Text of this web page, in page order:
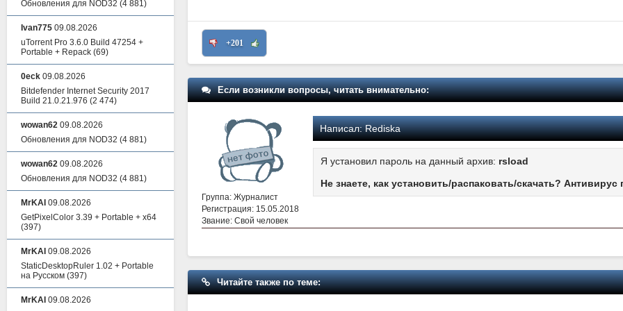
+201
Если возникли вопросы, читать внимательно:
Группа: Журналист
Регистрация: 15.05.2018
Звание: Свой человек
Написал:Rediska
Я установил пароль на данный архив: rsload
Не знаете, как установить/распаковать/скачать?
Читайте также по теме:
Обновления для NOD32 (4 881)
Ivan775 09.08.2026
uTorrent Pro 3.6.0 Build 47254 +
Portable + Repack (69)
0eck 09.08.2026
Bitdefender Internet Security 2017
Build 21.0.21.976 (2 474)
wowan62 09.08.2026
Обновления для NOD32 (4 881)
wowan62 09.08.2026
Обновления для NOD32 (4 881)
MrKAI 09.08.2026
GetPixelColor 3.39 + Portable + x64
(397)
MrKAI 09.08.2026
StaticDesktopRuler 1.02 + Portable
на Русском (397)
MrKAI 09.08.2026